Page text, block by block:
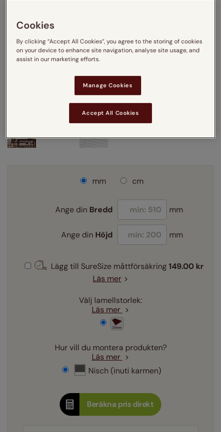
mm cm
Ange din Bredd mm
Ange din Höjd mm
Lägg till SureSize måttförsäkring 149.00 kr
Läs mer
Välj lamellstorlek:
Läs mer
Hur vill du montera produkten?
Läs mer
Nisch (inuti karmen)
Beräkna pris direkt
Cookies
By clicking “Accept All Cookies”, you agree to the storing of cookies
on your device to enhance site navigation, analyse site usage, and
assist in our marketing efforts.
Manage Cookies
Accept All Cookies